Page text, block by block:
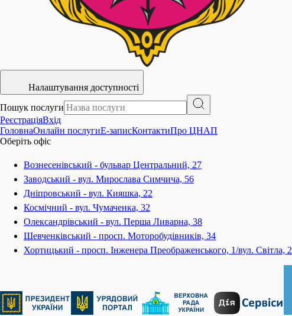
Налаштування доступності
Пошук послуги
РеєстраціяВхід
ГоловнаОнлайн послугиE-записКонтактиПро ЦНАП
Оберіть офіс
Вознесенівський - бульвар Центральний, 27
Заводський - вул. Мирослава Симчича, 56
Дніпровський - вул. Кияшка, 22
Космічний - вул. Чумаченка, 32
Олександрівський - вул. Перша Ливарна, 38
Шевченківський - просп. Моторобудівників, 34
Хортицький - просп. Інженера Преображенського, 1/вул. Світла, 2